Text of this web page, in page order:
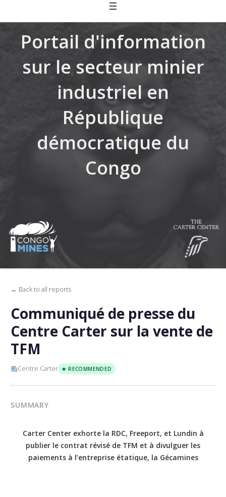
Portail d'information
sur le secteur minier
industriel en
République
démocratique du
Congo
← Back to all reports
Communiqué de presse du
Centre Carter sur la vente de
TFM
Centre Carter ★ RECOMMENDED
SUMMARY
Carter Center exhorte la RDC, Freeport, et Lundin à
publier le contrat révisé de TFM et à divulguer les
paiements à l’entreprise étatique, la Gécamines